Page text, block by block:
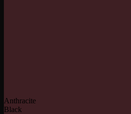
Anthracite
Black